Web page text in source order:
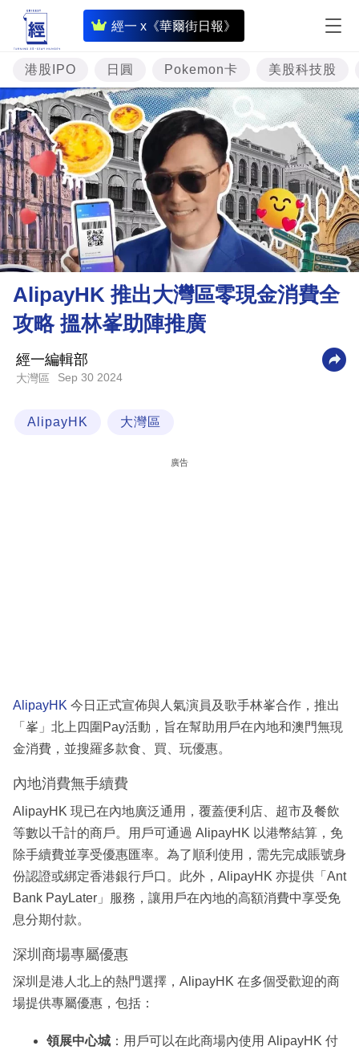
經一 x《華爾街日報》
即
時
財
經
專
題
投
資
樓
市
理
財
商
科
區
港股IPO 日圓 Pokemon卡 美股科技股
AlipayHK 推出大灣區零現金消費全
攻略 搵林峯助陣推廣
經一編輯部
大灣區 Sep 30 2024
AlipayHK 大灣區
廣告
AlipayHK 今日正式宣佈與人氣演員及歌手林峯合作，推出
「峯」北上四圍Pay活動，旨在幫助用戶在內地和澳門無現
金消費，並搜羅多款食、買、玩優惠。
內地消費無手續費
AlipayHK 現已在內地廣泛通用，覆蓋便利店、超市及餐飲
等數以千計的商戶。用戶可通過 AlipayHK 以港幣結算，免
除手續費並享受優惠匯率。為了順利使用，需先完成賬號身
份認證或綁定香港銀行戶口。此外，AlipayHK 亦提供「Ant
Bank PayLater」服務，讓用戶在內地的高額消費中享受免
息分期付款。
深圳商場專屬優惠
深圳是港人北上的熱門選擇，AlipayHK 在多個受歡迎的商
場提供專屬優惠，包括：
領展中心城 ：用戶可以在此商場內使用 AlipayHK 付